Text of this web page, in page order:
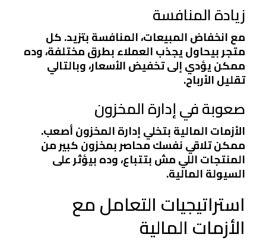
زيادة المنافسة
مع انخفاض المبيعات، المنافسة بتزيد. كل
متجر بيحاول يجذب العملاء بطرق مختلفة، وده
ممكن يؤدي إلى تخفيض الأسعار، وبالتالي
تقليل الأرباح.
صعوبة في إدارة المخزون
الأزمات المالية بتخلي إدارة المخزون أصعب.
ممكن تلاقي نفسك محاصر بمخزون كبير من
المنتجات اللي مش بتتباع، وده بيؤثر على
السيولة المالية.
استراتيجيات التعامل مع
الأزمات المالية